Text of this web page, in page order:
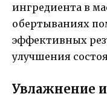
ингредиента в
обертываниях
эффективных
улучшения
Увлажнение